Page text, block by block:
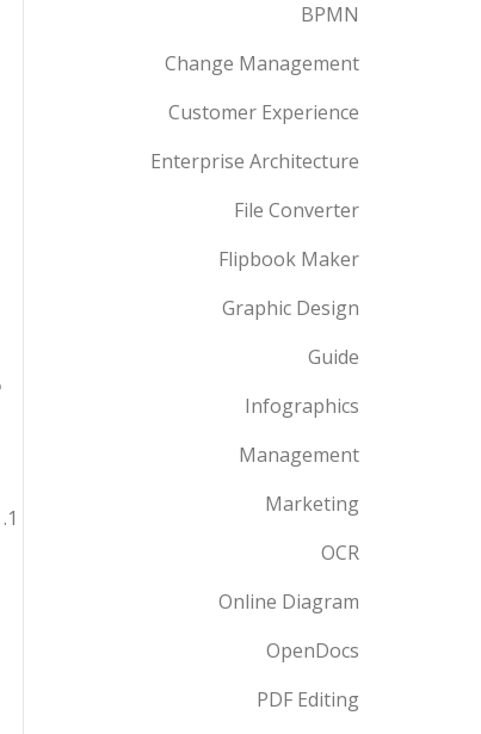
BPMN
Change Management
Customer Experience
Enterprise Architecture
File Converter
Flipbook Maker
Graphic Design
Guide
Infographics
Management
Marketing
OCR
Online Diagram
OpenDocs
PDF Editing